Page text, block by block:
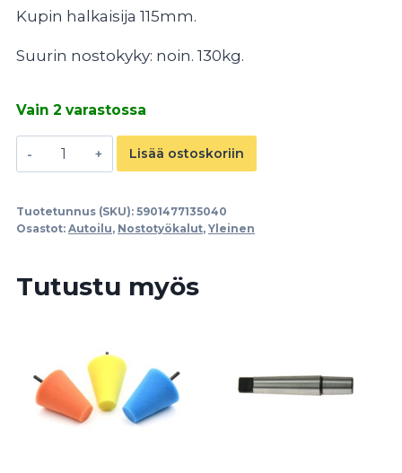
Kupin halkaisija 115mm.
Suurin nostokyky: noin. 130kg.
Vain 2 varastossa
Imukuppinostin
3x115mm
Lisää ostoskoriin
Tuotetunnus (SKU): 5901477135040
Osastot: Autoilu, Nostotyökalut, Yleinen
Tutustu myös